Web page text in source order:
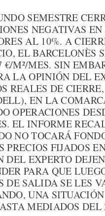
SEMESTRE
NEGATIVAS EN
AL 10%. A
EL BARCELONÈS
€/M²/MES. SIN
LA OPINIÓN DEL
REALES DE
EN LA
OPERACIONES
EL INFORME
NO TOCARÁ
PRECIOS FIJADOS
DEL EXPERTO
PARA QUE
DE SALIDA SE LES
UNA
MEDIADOS DEL